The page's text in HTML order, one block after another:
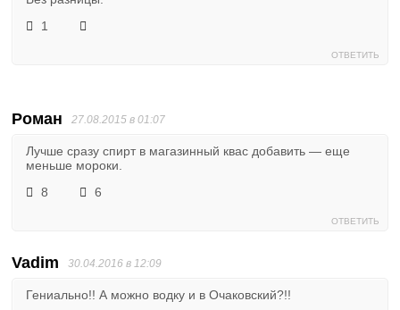
1
ОТВЕТИТЬ
Роман 27.08.2015 в 01:07
Лучше сразу спирт в магазинный квас добавить — еще
меньше мороки.
8
6
ОТВЕТИТЬ
Vadim 30.04.2016 в 12:09
Гениально!! А можно водку и в Очаковский?!!